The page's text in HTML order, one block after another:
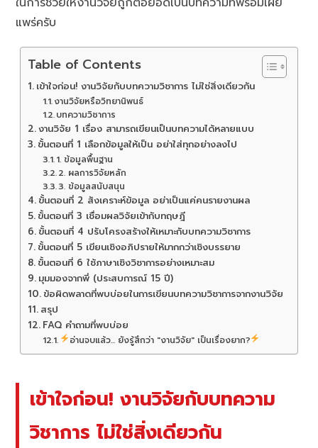
แพร่ครับ
Table of Contents
เข้าใจก่อน! งานวิจัยกับบทความวิชาการ ไม่ใช่สิ่งเดียวกัน
งานวิจัยหรือวิทยานิพนธ์
บทความวิชาการ
งานวิจัย 1 เรื่อง สามารถเขียนเป็นบทความได้หลายแบบ
ขั้นตอนที่ 1 เลือกข้อมูลให้เป็น อย่าใส่ทุกอย่างลงไป
1. ข้อมูลพื้นฐาน
2. ผลการวิจัยหลัก
3. ข้อมูลสนับสนุน
ขั้นตอนที่ 2 สังเคราะห์ข้อมูล อย่าเป็นแค่คนรายงานผล
ขั้นตอนที่ 3 เชื่อมผลวิจัยเข้ากับทฤษฎี
ขั้นตอนที่ 4 ปรับโครงสร้างให้เหมาะกับบทความวิชาการ
ขั้นตอนที่ 5 เขียนเชิงอภิปรายให้มากกว่าเชิงบรรยาย
ขั้นตอนที่ 6 ใช้ภาษาเชิงวิชาการอย่างเหมาะสม
มุมมองจากพี่ (ประสบการณ์ 15 ปี)
ข้อผิดพลาดที่พบบ่อยในการเขียนบทความวิชาการจากงานวิจัย
สรุป
FAQ คำถามที่พบบ่อย
อ่านจบแล้ว... ยังรู้สึกว่า "งานวิจัย" เป็นเรื่องยาก?
เข้าใจก่อน! งานวิจัยกับบทความ
วิชาการ ไม่ใช่สิ่งเดียวกัน